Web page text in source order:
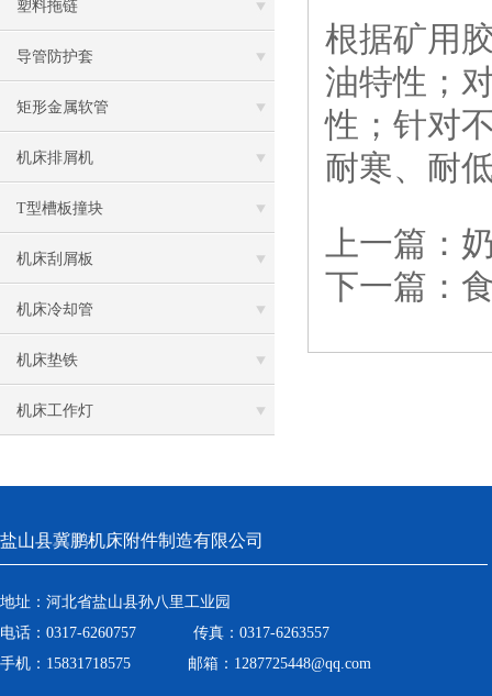
塑料拖链
导管防护套
矩形金属软管
机床排屑机
T型槽板撞块
机床刮屑板
机床冷却管
机床垫铁
机床工作灯
根据矿用
油特性；
性；针对
耐寒、耐
上一篇：
下一篇：
盐山县冀鹏机床附件制造有限公司
地址：河北省盐山县孙八里工业园
电话：0317-6260757 传真：0317-6263557
手机：15831718575 邮箱：1287725448@qq.com